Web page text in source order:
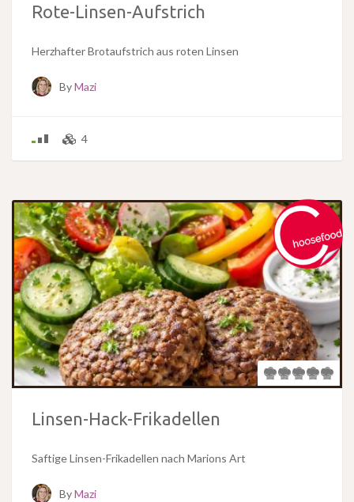
Rote-Linsen-Aufstrich
Herzhafter Brotaufstrich aus roten Linsen
ByMazi
4
Linsen-Hack-Frikadellen
Saftige Linsen-Frikadellen nach Marions Art
ByMazi